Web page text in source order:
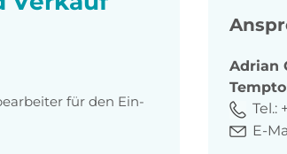
für den Ein-
Adrian
Tel.:
E-